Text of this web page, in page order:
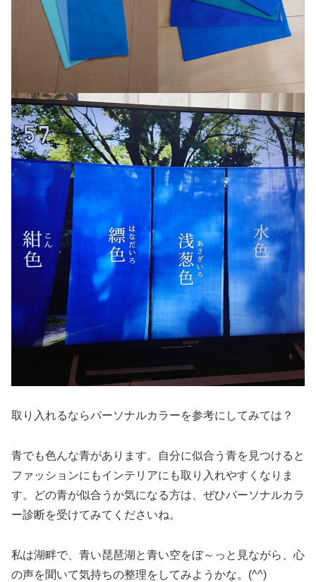
取り入れるならパーソナルカラーを参考にしてみては？
青でも色んな青があります。自分に似合う青を見つけると
ファッションにもインテリアにも取り入れやすくなりま
す。どの青が似合うか気になる方は、ぜひパーソナルカラ
ー診断を受けてみてくださいね。
私は湖畔で、青い琵琶湖と青い空をぼ～っと見ながら、心
の声を聞いて気持ちの整理をしてみようかな。(^^)